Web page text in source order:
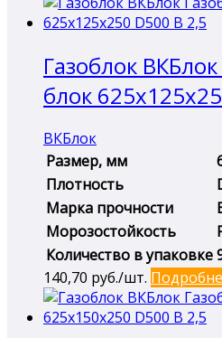
Газоблок
блок
ВКБлок
Размер, мм
Плотность
Марка прочности
Морозостойкость
Количество в упаковке
140,70 руб./шт.